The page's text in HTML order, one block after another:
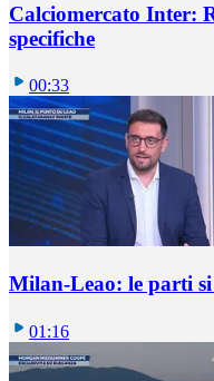
Calciomercato Inter:
specifiche
00:33
Milan-Leao: le parti
01:16